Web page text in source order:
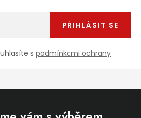
s podmínkami ochrany
PŘIHLÁSIT SE